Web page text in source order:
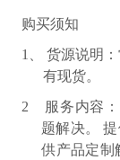
购买须知
1、
货源说明
有现货。
2 服务内容：
题解决。
供产品定制